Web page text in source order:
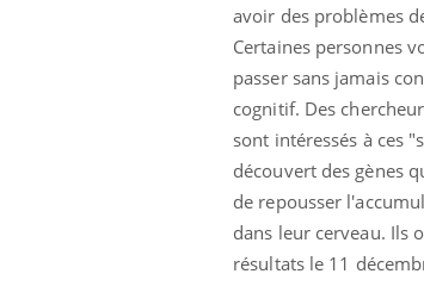
avoir des problèmes
Certaines personnes
passer sans jamais
cognitif. Des
sont intéressés à ces
découvert des gènes
de repousser
dans leur cerveau. Ils
résultats le 11
Il y a des sujets qui sont faciles à
d'autres non ! D'un côté, poser
questions sur la maladie d'un